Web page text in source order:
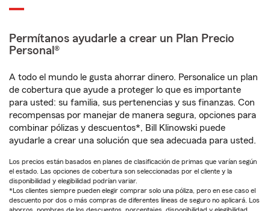
Permítanos ayudarle a crear un Plan Precio
Personal®
A todo el mundo le gusta ahorrar dinero. Personalice un plan
de cobertura que ayude a proteger lo que es importante
para usted: su familia, sus pertenencias y sus finanzas. Con
recompensas por manejar de manera segura, opciones para
combinar pólizas y descuentos*, Bill Klinowski puede
ayudarle a crear una solución que sea adecuada para usted.
Los precios están basados en planes de clasificación de primas que varían según
el estado. Las opciones de cobertura son seleccionadas por el cliente y la
disponibilidad y elegibilidad podrían variar.
*Los clientes siempre pueden elegir comprar solo una póliza, pero en ese caso el
descuento por dos o más compras de diferentes líneas de seguro no aplicará. Los